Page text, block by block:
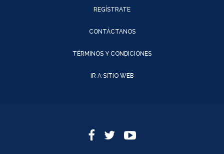
REGÍSTRATE
CONTÁCTANOS
TÉRMINOS Y CONDICIONES
IR A SITIO WEB